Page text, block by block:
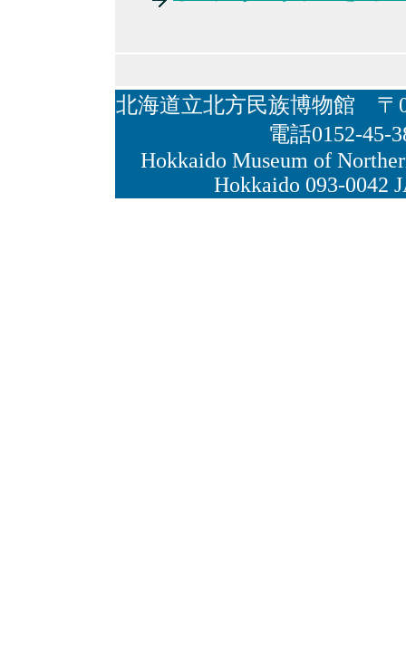
北海道立北方民族博物館
電話0152-45-
Hokkaido Museum of
Hokkaido 093-0042